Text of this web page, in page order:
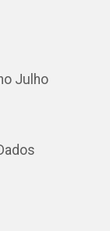
Julho